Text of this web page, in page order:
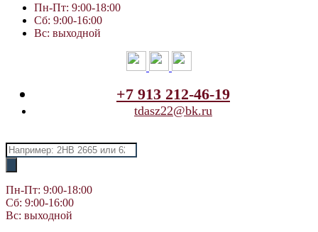
Пн-Пт: 9:00-18:00
Сб: 9:00-16:00
Вс: выходной
+7 913 212-46-19
tdasz22@bk.ru
Поиск
товаров
Пн-Пт: 9:00-18:00
Сб: 9:00-16:00
Вс: выходной